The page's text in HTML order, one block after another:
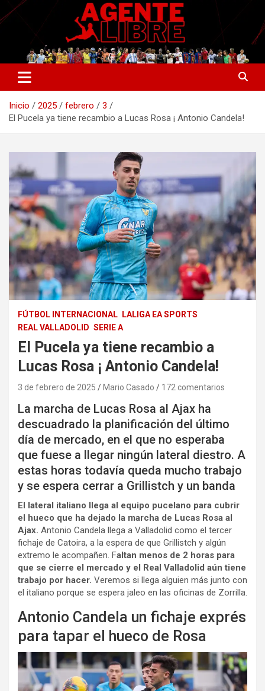
Saltar
al
Agente Libre Digital
La nueva generación del periodismo deportivo.
Inicio 2025 febrero
3
El Pucela ya tiene recambio a Lucas Rosa ¡ Antonio Candela!
FÚTBOL INTERNACIONAL
LALIGA EA SPORTS
REAL VALLADOLID SERIE A
El Pucela ya tiene recambio a
Lucas Rosa ¡ Antonio Candela!
3 de febrero de 2025 Mario Casado 172 comentarios
La marcha de Lucas Rosa al Ajax ha
descuadrado la planificación del último
día de mercado, en el que no esperaba
que fuese a llegar ningún lateral diestro. A
estas horas todavía queda mucho trabajo
y se espera cerrar a Grillistch y un banda
El lateral italiano llega al equipo pucelano para cubrir
el hueco que ha dejado la marcha de Lucas Rosa al
Ajax. Antonio Candela llega a Valladolid como el tercer
fichaje de Catoira, a la espera de que Grillistch y algún
extremo le acompañen. Faltan menos de 2 horas para
que se cierre el mercado y el Real Valladolid aún tiene
trabajo por hacer. Veremos si llega alguien más junto con
el italiano porque se espera jaleo en las oficinas de Zorrilla.
Antonio Candela un fichaje exprés
para tapar el hueco de Rosa